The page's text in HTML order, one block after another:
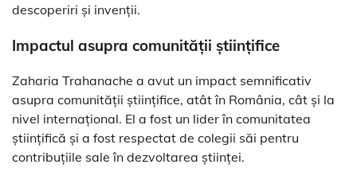
descoperiri și invenții.
Impactul asupra comunității științifice
Zaharia Trahanache a avut un impact semnificativ
asupra comunității științifice, atât în România, cât și la
nivel internațional. El a fost un lider în comunitatea
științifică și a fost respectat de colegii săi pentru
contribuțiile sale în dezvoltarea științei.